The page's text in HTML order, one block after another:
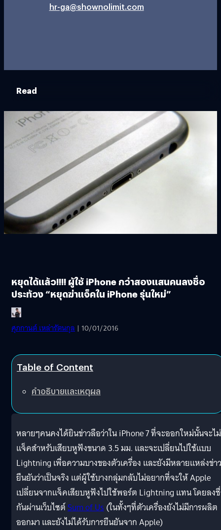
hr-ga@shownolimit.com
Read
หยุดได้แล้ว!!!! ผู้ใช้ iPhone กว่าสองแสนคนลงชื่อ
ประท้วง “หยุดฆ่าแจ็คใน iPhone รุ่นใหม่”
ศุภกานต์ เหล่ารัตนกุล | 10/01/2016
Table of Content
คำอธิบายและเหตุผล
หลายๆคนคงได้ยินข่าวลือว่าใน iPhone 7 ที่จะออกใหม่นั้นจะไ
แจ็คสำหรับเสียบหูฟังขนาด 3.5 มม. และจะเปลี่ยนไปใช้แบบ
Lightning เพื่อความบางของตัวเครื่อง และยังมีหลายแหล่งข่าว
ยืนยันว่าเป็นจริง แต่ผู้ใช้บางกลุ่มกลับไม่อยากที่จะให้ Apple
เปลี่ยนจากแจ็คเสียบหูฟังไปใช้พอร์ต Lightning แทน โดยลง
กันผ่านเว็บไซต์Sum of Us(ในทั้งๆที่ตัวเครื่องยังไม่มีการผลิต
ออกมา และยังไม่ได้รับการยืนยันจาก Apple)